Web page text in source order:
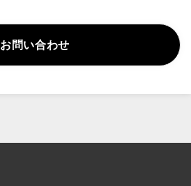
お問い合わせ